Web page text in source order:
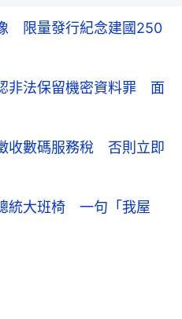
限量發行紀念建國250
非法保留機密資料罪 面
收數碼服務稅 否則立即
統大班椅 一句「我屋